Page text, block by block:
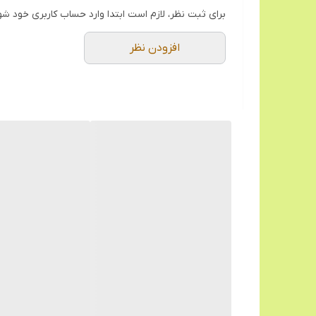
برای ثبت نظر، لازم است ابتدا وارد حساب کاربری خود
افزودن نظر